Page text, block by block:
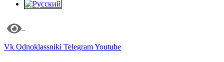
Vk Odnoklassniki TelegramYoutube